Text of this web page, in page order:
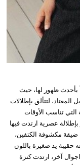
بأحدث ظهور لها، حيث
لتتألق بإطلالات
التي تناسب الأوقات
عصرية ارتدت فيها
مكشوفة الكتفين،
يد صغيرة باللون
آخر، ارتدت كنزة